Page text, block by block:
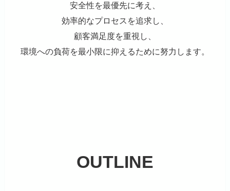
安全性を最優先に考え、
効率的なプロセスを追求し、
顧客満足度を重視し、
環境への負荷を最小限に抑えるために努力します。
OUTLINE